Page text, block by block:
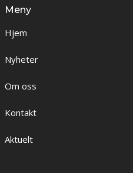
Meny
Hjem
Nyheter
Om oss
Kontakt
Aktuelt